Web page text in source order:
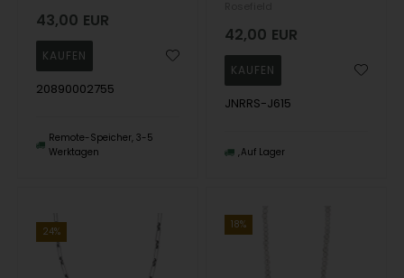
43,00 EUR
20890002755
Remote-Speicher, 3-5
Werktagen
42,00 EUR
JNRRS-J615
Auf Lager
24%
18%